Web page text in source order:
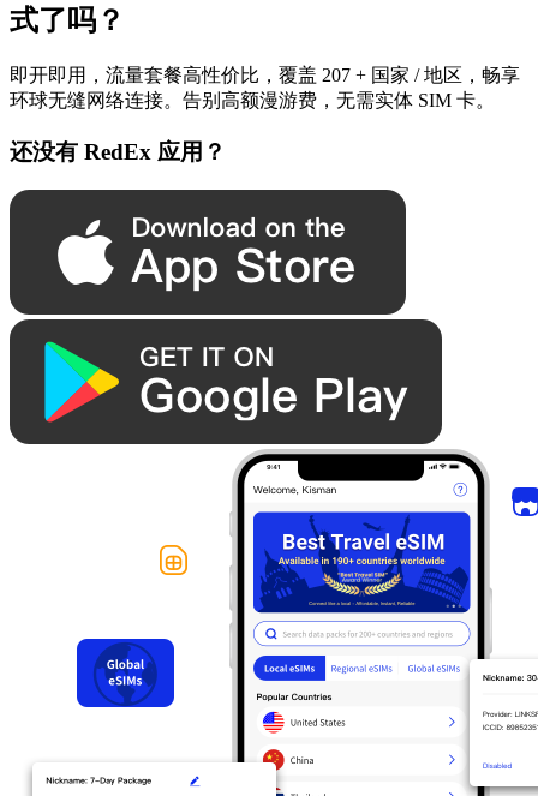
式了吗？
即开即用，流量套餐高性价比，覆盖 207 + 国家 / 地区，畅享
环球无缝网络连接。告别高额漫游费，无需实体 SIM 卡。
还没有 RedEx 应用？